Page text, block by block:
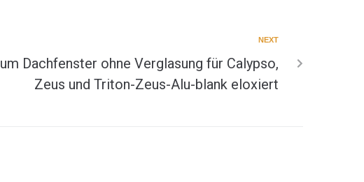
NEXT
Dachfenster ohne Verglasung für Calypso,
Zeus und Triton-Zeus-Alu-blank eloxiert